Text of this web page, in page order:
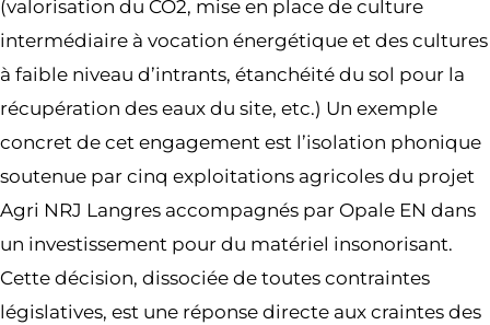
(valorisation du CO2, mise en place de culture
intermédiaire à vocation énergétique et des cultures
à faible niveau d’intrants, étanchéité du sol pour la
récupération des eaux du site, etc.) Un exemple
concret de cet engagement est l’isolation phonique
soutenue par cinq exploitations agricoles du projet
Agri NRJ Langres accompagnés par Opale EN dans
un investissement pour du matériel insonorisant.
Cette décision, dissociée de toutes contraintes
législatives, est une réponse directe aux craintes des